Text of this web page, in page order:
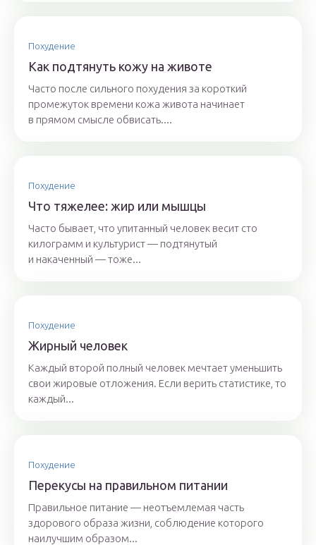
Похудение
Как подтянуть кожу на животе
Часто после сильного похудения за короткий
промежуток времени кожа живота начинает
в прямом смысле обвисать....
Похудение
Что тяжелее: жир или мышцы
Часто бывает, что упитанный человек весит сто
килограмм и культурист — подтянутый
и накаченный — тоже...
Похудение
Жирный человек
Каждый второй полный человек мечтает уменьшить
свои жировые отложения. Если верить статистике, то
каждый...
Похудение
Перекусы на правильном питании
Правильное питание — неотъемлемая часть
здорового образа жизни, соблюдение которого
наилучшим образом...